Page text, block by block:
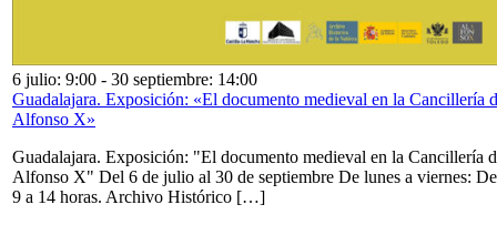
6 julio: 9:00 - 30 septiembre: 14:00
Guadalajara. Exposición: «El documento medieval en la Cancillería
Alfonso X»
Guadalajara. Exposición: "El documento medieval en la Cancillería
Alfonso X" Del 6 de julio al 30 de septiembre De lunes a viernes: De
9 a 14 horas. Archivo Histórico […]